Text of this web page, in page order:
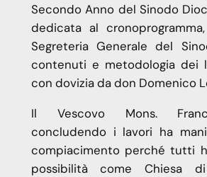
Secondo Anno del Sinodo
dedicata al
Segreteria Generale del
contenuti e metodologia dei
con dovizia da don Domenico
Il Vescovo Mons.
concludendo i lavori ha
compiacimento perché tutti
possibilità come Chiesa